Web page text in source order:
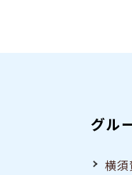
グル
横